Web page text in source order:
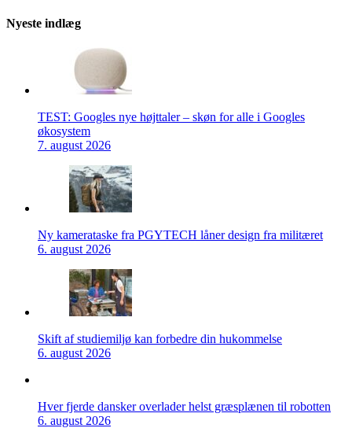
Nyeste indlæg
TEST: Googles nye højttaler – skøn for alle i Googles
økosystem
7. august 2026
Ny kamerataske fra PGYTECH låner design fra militæret
6. august 2026
Skift af studiemiljø kan forbedre din hukommelse
6. august 2026
Hver fjerde dansker overlader helst græsplænen til robotten
6. august 2026